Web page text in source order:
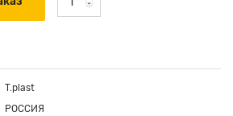
T.plast
РОССИЯ